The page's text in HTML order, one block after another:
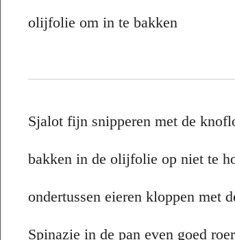
olijfolie om in te bakken
Sjalot fijn snipperen met de
bakken in de olijfolie op niet te
ondertussen eieren kloppen met
Spinazie in de pan even goed